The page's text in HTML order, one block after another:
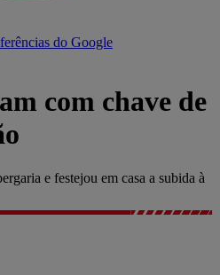
do Google
com chave de
e festejou em casa a subida à